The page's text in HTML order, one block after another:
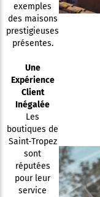
exemples
des maisons
prestigieuses
présentes.
Une
Expérience
Client
Inégalée
Les
boutiques de
Saint-Tropez
sont
réputées
pour leur
service